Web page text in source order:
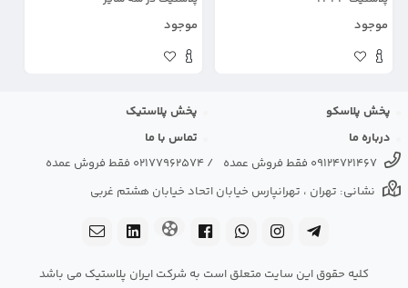
موجود موجود
پخش پلاسکو
پخش پلاستیک
درباره ما
تماس با ما
09124721467 فقط فروش عمده
/ 02177962574 فقط فروش عمده
نشانی: تهران ، تهرانپارس خیابان اتحاد خیابان هشتم غربی
کلیه حقوق این سایت متعلق است به شرکت ایران پلاستیک می باشد